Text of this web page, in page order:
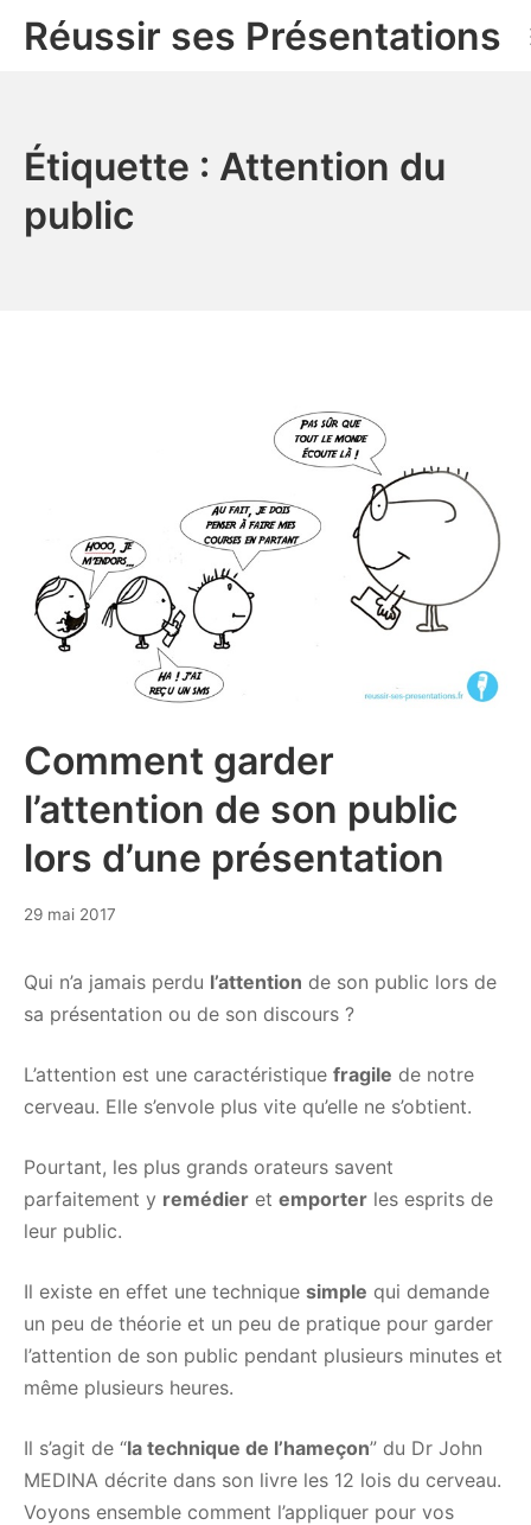
Réussir ses Présentations
Étiquette : Attention du
public
Comment garder
l’attention de son public
lors d’une présentation
29 mai 2017
Qui n’a jamais perdu l’attention de son public lors de
sa présentation ou de son discours ?
L’attention est une caractéristique fragile de notre
cerveau. Elle s’envole plus vite qu’elle ne s’obtient.
Pourtant, les plus grands orateurs savent
parfaitement y remédier et emporter les esprits de
leur public.
Il existe en effet une technique simple qui demande
un peu de théorie et un peu de pratique pour garder
l’attention de son public pendant plusieurs minutes et
même plusieurs heures.
Il s’agit de “la technique de l’hameçon” du Dr John
MEDINA décrite dans son livre les 12 lois du cerveau.
Voyons ensemble comment l’appliquer pour vos